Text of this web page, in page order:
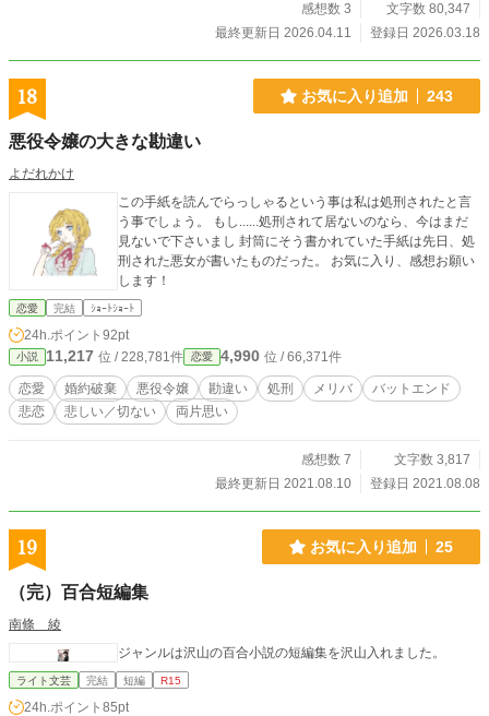
感想数 3
文字数 80,347
最終更新日 2026.04.11
登録日 2026.03.18
18 お気に入り追加 243
悪役令嬢の大きな勘違い
よだれかけ
この手紙を読んでらっしゃるという事は私は処刑されたと言
う事でしょう。 もし......処刑されて居ないのなら、今はまだ
見ないで下さいまし 封筒にそう書かれていた手紙は先日、処
刑された悪女が書いたものだった。 お気に入り、感想お願い
します！
恋愛 完結 ｼｮｰﾄｼｮｰﾄ
24h.ポイント 92pt
小説 11,217 位 / 228,781件 恋愛 4,990 位 / 66,371件
恋愛 婚約破棄 悪役令嬢 勘違い 処刑 メリバ
バットエンド
悲恋
悲しい／切ない 両片思い
感想数 7
文字数 3,817
最終更新日 2021.08.10
登録日 2021.08.08
19 お気に入り追加 25
（完）百合短編集
南條 綾
ジャンルは沢山の百合小説の短編集を沢山入れました。
ライト文芸 完結 短編 R15
24h.ポイント 85pt